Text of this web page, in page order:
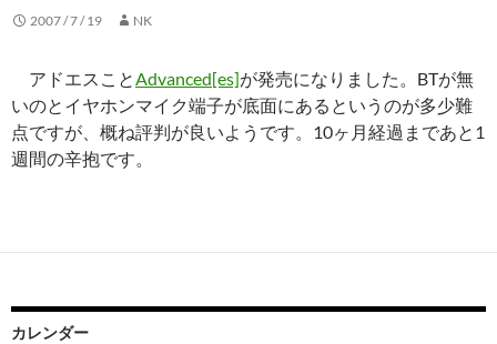
2007 / 7 / 19 NK
アドエスことAdvanced[es]が発売になりました。BTが無
いのとイヤホンマイク端子が底面にあるというのが多少難
点ですが、概ね評判が良いようです。10ヶ月経過まであと1
週間の辛抱です。
カレンダー